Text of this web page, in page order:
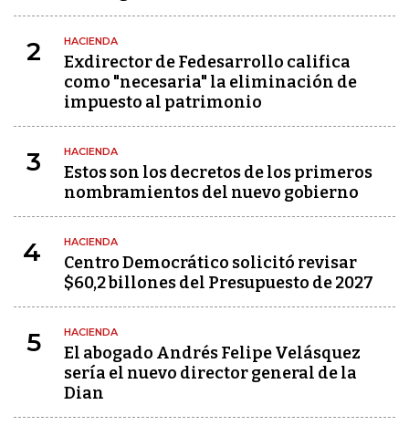
2 HACIENDA
Exdirector de Fedesarrollo califica
como "necesaria" la eliminación de
impuesto al patrimonio
3 HACIENDA
Estos son los decretos de los primeros
nombramientos del nuevo gobierno
4 HACIENDA
Centro Democrático solicitó revisar
$60,2 billones del Presupuesto de 2027
5 HACIENDA
El abogado Andrés Felipe Velásquez
sería el nuevo director general de la
Dian